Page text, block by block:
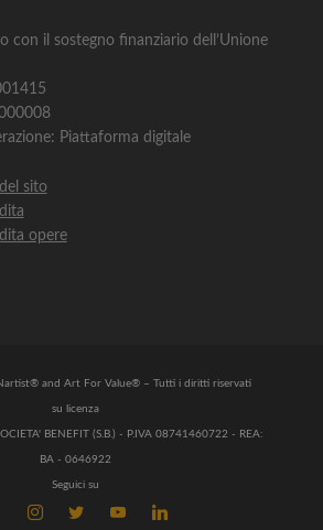
con il sostegno finanziario dell’Unione
Piattaforma digitale
sito
opere
and Art For Value® – Tutti i diritti riservati
su licenza
BENEFIT (S.B.) - P.IVA 08741460722 - REA:
BA - 0646922
Seguici su